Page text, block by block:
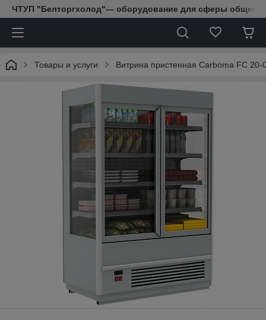
ЧТУП "Белторгхолод"— оборудование для сферы
Товары и услуги Витрина пристенная Carboma FC